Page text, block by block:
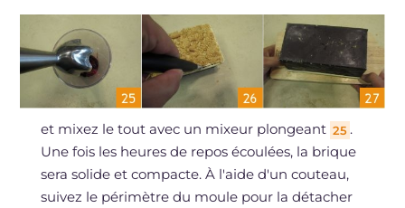
et mixez le tout avec un mixeur plongeant 25 .
Une fois les heures de repos écoulées, la brique
sera solide et compacte. À l'aide d'un couteau,
suivez le périmètre du moule pour la détacher